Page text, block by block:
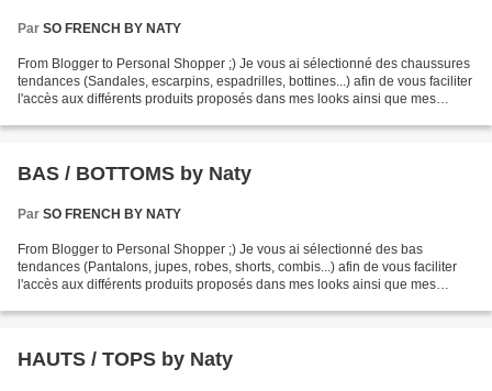
Par SO FRENCH BY NATY
From Blogger to Personal Shopper ;) Je vous ai sélectionné des chaussures
tendances (Sandales, escarpins, espadrilles, bottines...) afin de vous faciliter
l'accès aux différents produits proposés dans mes looks ainsi que mes
BAS / BOTTOMS by Naty
Par SO FRENCH BY NATY
From Blogger to Personal Shopper ;) Je vous ai sélectionné des bas
tendances (Pantalons, jupes, robes, shorts, combis...) afin de vous faciliter
l'accès aux différents produits proposés dans mes looks ainsi que mes
HAUTS / TOPS by Naty